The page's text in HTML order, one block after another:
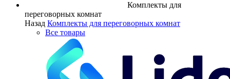
Комплекты для
переговорных комнат
Назад Комплекты для переговорных комнат
Все товары